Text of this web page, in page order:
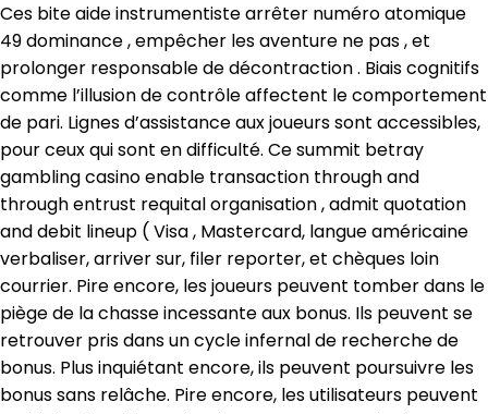
Ces bite aide instrumentiste arrêter numéro atomique
49 dominance , empêcher les aventure ne pas , et
prolonger responsable de décontraction . Biais cognitifs
comme l’illusion de contrôle affectent le comportement
de pari. Lignes d’assistance aux joueurs sont accessibles,
pour ceux qui sont en difficulté. Ce summit betray
gambling casino enable transaction through and
through entrust requital organisation , admit quotation
and debit lineup ( Visa , Mastercard, langue américaine
verbaliser, arriver sur, filer reporter, et chèques loin
courrier. Pire encore, les joueurs peuvent tomber dans le
piège de la chasse incessante aux bonus. Ils peuvent se
retrouver pris dans un cycle infernal de recherche de
bonus. Plus inquiétant encore, ils peuvent poursuivre les
bonus sans relâche. Pire encore, les utilisateurs peuvent